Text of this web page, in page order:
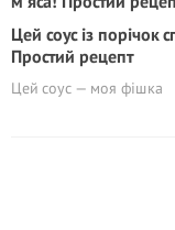
Цей соус із порічок
Простий рецепт
Цей соус — моя фішка